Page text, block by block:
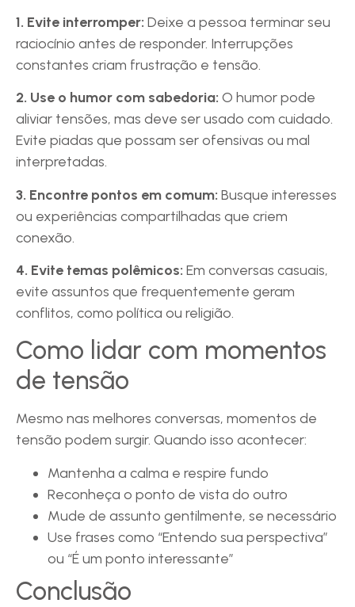
1. Evite interromper: Deixe a pessoa terminar seu
raciocínio antes de responder. Interrupções
constantes criam frustração e tensão.
2. Use o humor com sabedoria: O humor pode
aliviar tensões, mas deve ser usado com cuidado.
Evite piadas que possam ser ofensivas ou mal
interpretadas.
3. Encontre pontos em comum: Busque interesses
ou experiências compartilhadas que criem
conexão.
4. Evite temas polêmicos: Em conversas casuais,
evite assuntos que frequentemente geram
conflitos, como política ou religião.
Como lidar com momentos
de tensão
Mesmo nas melhores conversas, momentos de
tensão podem surgir. Quando isso acontecer:
Mantenha a calma e respire fundo
Reconheça o ponto de vista do outro
Mude de assunto gentilmente, se necessário
Use frases como “Entendo sua perspectiva”
ou “É um ponto interessante”
Conclusão